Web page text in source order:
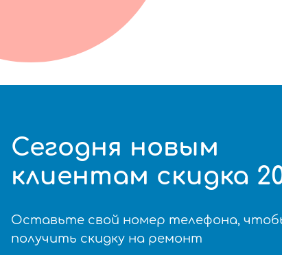
Сегодня новым
клиентам скидка
Оставьте свой номер телефона,
получить скидку на ремонт